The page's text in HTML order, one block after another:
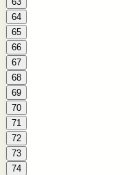
64
65
66
67
68
69
70
71
72
73
74